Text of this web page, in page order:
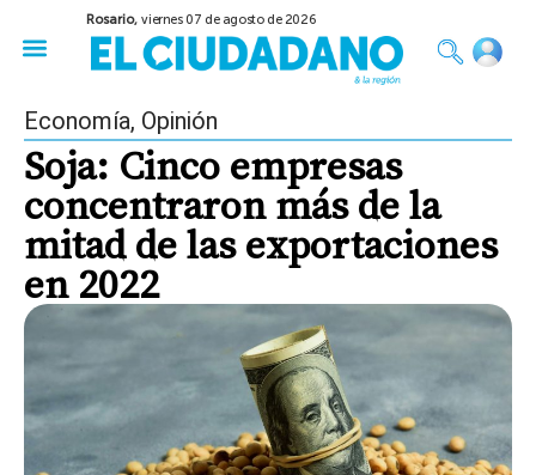
Rosario,viernes 07 de agosto de 2026
Economía, Opinión
Soja: Cinco empresas
concentraron más de la
mitad de las exportaciones
en 2022